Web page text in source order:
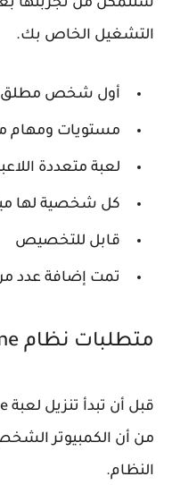
ستتمكن من تجربتها
التشغيل الخاص بك.
أول شخص مطلق
مستويات ومهام
لعبة متعددة
كل شخصية لها
قابل للتخصيص
تمت إضافة عدد
متطلبات نظام Sanctum 2 PC Game
من أن الكمبيوتر
النظام.